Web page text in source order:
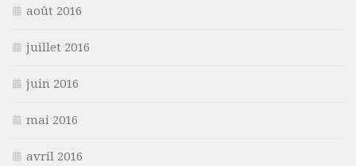
août 2016
juillet 2016
juin 2016
mai 2016
avril 2016